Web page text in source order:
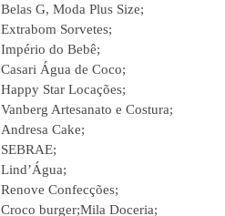
Belas G, Moda Plus Size;
Extrabom Sorvetes;
Império do Bebê;
Casari Água de Coco;
Happy Star Locações;
Vanberg Artesanato e Costura;
Andresa Cake;
SEBRAE;
Lind’Água;
Renove Confecções;
Croco burger;Mila Doceria;